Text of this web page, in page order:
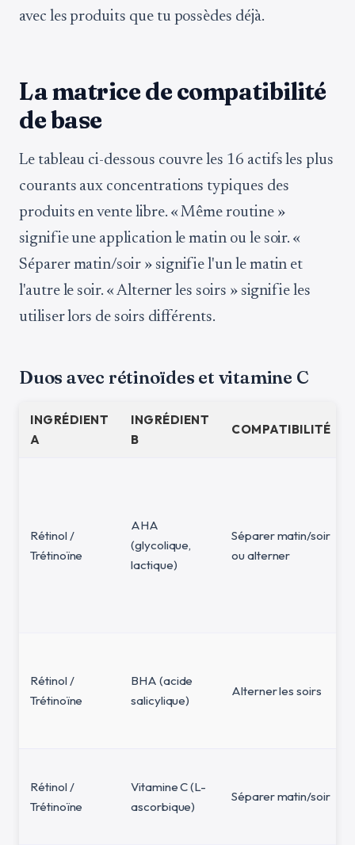
avec les produits que tu possèdes déjà.
La matrice de compatibilité
de base
Le tableau ci-dessous couvre les 16 actifs les plus
courants aux concentrations typiques des
produits en vente libre. « Même routine »
signifie une application le matin ou le soir. «
Séparer matin/soir » signifie l'un le matin et
l'autre le soir. « Alterner les soirs » signifie les
utiliser lors de soirs différents.
Duos avec rétinoïdes et vitamine C
INGRÉDIENT
A
INGRÉDIENT
B
COMPATIBILITÉ
Rétinol /
Trétinoïne
AHA
(glycolique,
lactique)
Séparer matin/soir
ou alterner
Rétinol /
Trétinoïne
BHA (acide
salicylique)
Alterner les soirs
Rétinol /
Trétinoïne
Vitamine C (L-
ascorbique)
Séparer matin/soir